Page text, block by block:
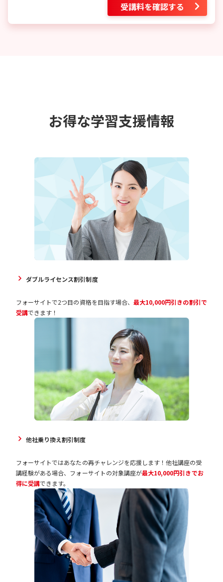
受講料を確認する
お得な学習支援情報
ダブルライセンス割引制度
フォーサイトで2つ目の資格を目指す場合、 最大10,000円引きの割引で
受講できます！
他社乗り換え割引制度
フォーサイトではあなたの再チャレンジを応援します！他社講座の受
講経験がある場合、フォーサイトの対象講座が最大10,000円引きでお
得に受講できます。